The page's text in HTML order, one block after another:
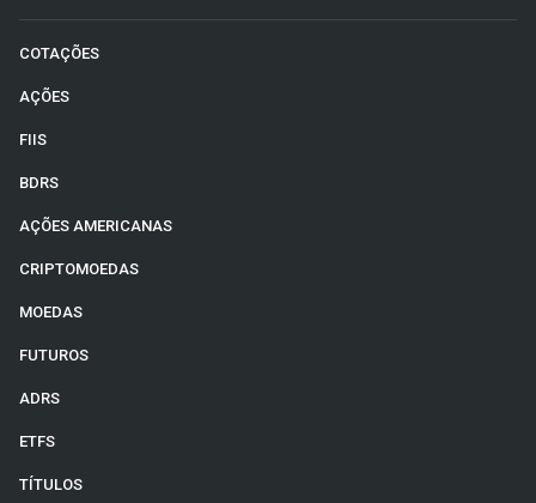
COTAÇÕES
AÇÕES
FIIS
BDRS
AÇÕES AMERICANAS
CRIPTOMOEDAS
MOEDAS
FUTUROS
ADRS
ETFS
TÍTULOS